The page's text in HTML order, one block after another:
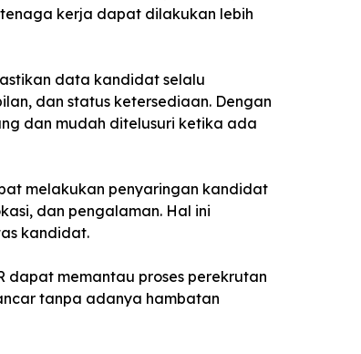
kerja dapat dilakukan lebih
data kandidat selalu
dan status ketersediaan. Dengan
dan mudah ditelusuri ketika ada
melakukan penyaringan kandidat
dan pengalaman. Hal ini
kandidat.
dapat memantau proses perekrutan
tanpa adanya hambatan